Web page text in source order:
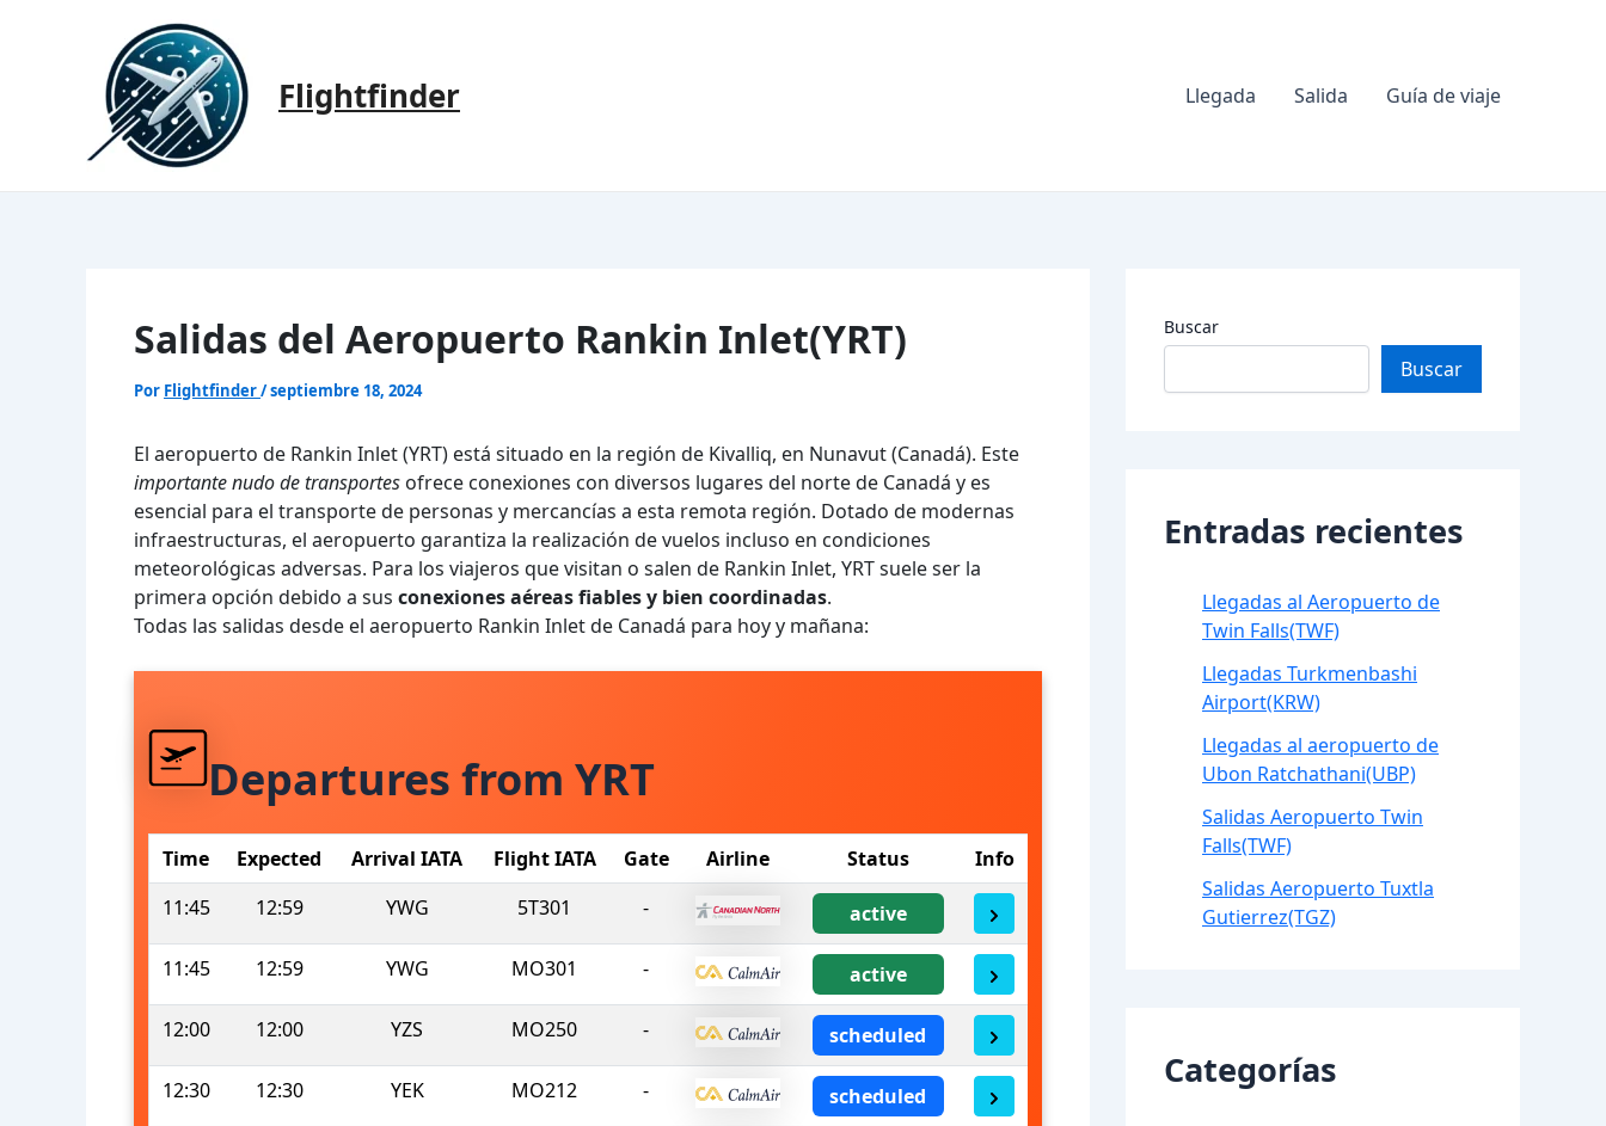
Flightfinder Llegada Salida Guía de viaje
Salidas del Aeropuerto Rankin Inlet(YRT)
Por Flightfinder/septiembre 18, 2024
El aeropuerto de Rankin Inlet (YRT) está situado en la región de Kivalliq, en Nunavut (Canadá). Este
importante nudo de transportes ofrece conexiones con diversos lugares del norte de Canadá y es
esencial para el transporte de personas y mercancías a esta remota región. Dotado de modernas
infraestructuras, el aeropuerto garantiza la realización de vuelos incluso en condiciones
meteorológicas adversas. Para los viajeros que visitan o salen de Rankin Inlet, YRT suele ser la
primera opción debido a sus conexiones aéreas fiables y bien coordinadas.
Todas las salidas desde el aeropuerto Rankin Inlet de Canadá para hoy y mañana:
Departures from YRT
Time Expected Arrival IATA Flight IATA Gate Airline Status
Info
11:45
12:59 YWG 5T301 - active
11:45 12:59 YWG MO301 - active
12:00 12:00 YZS MO250 - scheduled
12:30 12:30 YEK MO212 - scheduled
Buscar
Buscar
Entradas recientes
Llegadas al Aeropuerto de
Twin Falls(TWF)
Llegadas Turkmenbashi
Airport(KRW)
Llegadas al aeropuerto de
Ubon Ratchathani(UBP)
Salidas Aeropuerto Twin
Falls(TWF)
Salidas Aeropuerto Tuxtla
Gutierrez(TGZ)
Categorías